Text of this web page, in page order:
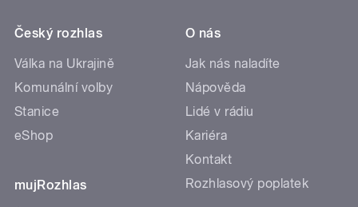
Český rozhlas
Válka na Ukrajině
Komunální volby
Stanice
eShop
mujRozhlas
O nás
Jak nás naladíte
Nápověda
Lidé v rádiu
Kariéra
Kontakt
Rozhlasový poplatek